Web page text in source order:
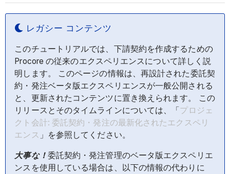
レガシー コンテンツ
このチュートリアルでは、下請契約を作成するための
Procore の従来のエクスペリエンスについて詳しく説
明します。 このページの情報は、再設計された委託契
約・発注ベータ版エクスペリエンスが一般公開される
と、更新されたコンテンツに置き換えられます。 この
リリースとそのタイムラインについては、「 プロジェ
クト会計: 委託契約・発注の最新化されたエクスペリ
エンス 」を参照してください。
大事な！ 委託契約・発注管理のベータ版エクスペリエ
ンスを使用している場合は、以下の情報の代わりに